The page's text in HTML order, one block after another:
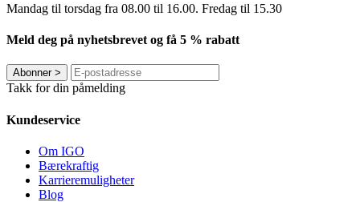
Mandag til torsdag ​​fra 08.00 til 16.00. Fredag til 15.30
Meld deg på nyhetsbrevet og få 5 % rabatt
Abonner>
Takk for din påmelding
Kundeservice
Om IGO
Bærekraftig
Karrieremuligheter
Blog